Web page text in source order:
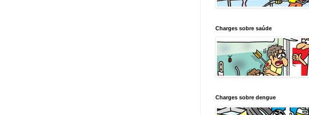
Charges sobre saúde
Charges sobre dengue